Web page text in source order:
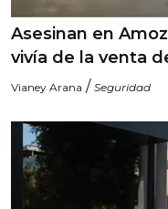
Asesinan en
vivía de la venta
Vianey Arana / Seguridad